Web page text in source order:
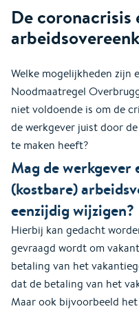
De coronacrisis
Welke mogelijkheden zijn
Noodmaatregel
niet voldoende is om de
de werkgever juist door
te maken heeft?
Mag de werkgever
(kostbare)
eenzijdig wijzigen?
Hierbij kan gedacht
gevraagd wordt om
betaling van het
dat de betaling van het
Maar ook bijvoorbeeld